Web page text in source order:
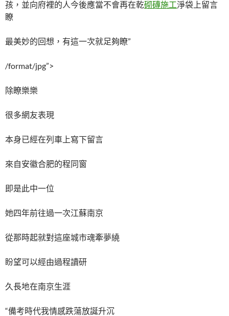
孩，並向府裡的人今後應當不會再在乾砌磚施工淨袋上留言
瞭
最美妙的回想，有這一次就足夠瞭”
/format/jpg”>
除瞭樂樂
很多網友表現
本身已經在列車上寫下留言
來自安徽合肥的程同窗
即是此中一位
她四年前往過一次江蘇南京
從那時起就對這座城市魂牽夢繞
盼望可以經由過程讀研
久長地在南京生涯
“備考時代我情感跌蕩放誕升沉